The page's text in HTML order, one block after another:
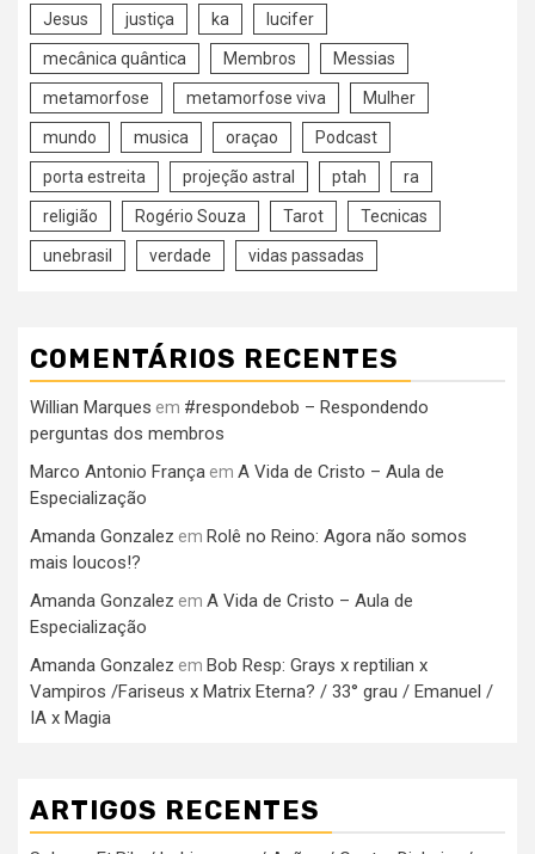
Jesus justiça ka lucifer
mecânica quântica Membros Messias
metamorfose metamorfose viva Mulher
mundo musica oraçao Podcast
porta estreita projeção astral ptah ra
religião Rogério Souza Tarot Tecnicas
unebrasil verdade vidas passadas
COMENTÁRIOS RECENTES
Willian Marques em #respondebob – Respondendo
perguntas dos membros
Marco Antonio França em A Vida de Cristo – Aula de
Especialização
Amanda Gonzalez em Rolê no Reino: Agora não somos
mais loucos!?
Amanda Gonzalez em A Vida de Cristo – Aula de
Especialização
Amanda Gonzalez em Bob Resp: Grays x reptilian x
Vampiros /Fariseus x Matrix Eterna? / 33° grau / Emanuel /
IA x Magia
ARTIGOS RECENTES